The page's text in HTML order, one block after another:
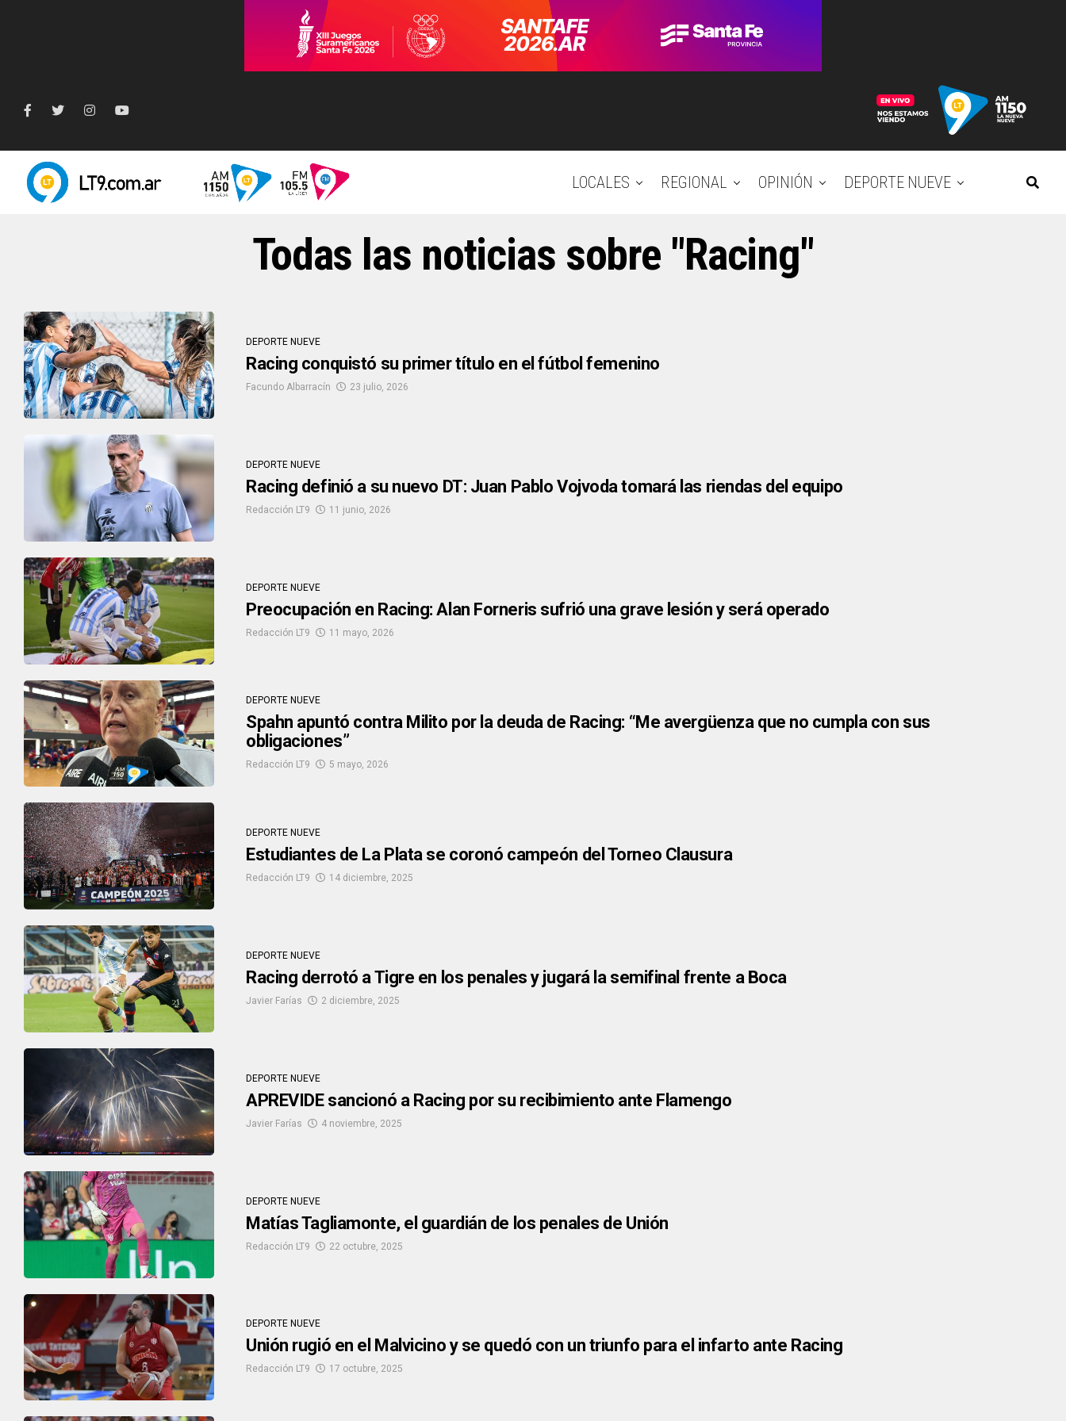
LOCALES REGIONAL OPINIÓN DEPORTE NUEVE
Todas las noticias sobre "Racing"
DEPORTE NUEVE
Racing conquistó su primer título en el fútbol femenino
Facundo Albarracín 23 julio, 2026
DEPORTE NUEVE
Racing definió a su nuevo DT: Juan Pablo Vojvoda tomará las riendas del equipo
Redacción LT9 11 junio, 2026
DEPORTE NUEVE
Preocupación en Racing: Alan Forneris sufrió una grave lesión y será operado
Redacción LT9 11 mayo, 2026
DEPORTE NUEVE
Spahn apuntó contra Milito por la deuda de Racing: “Me avergüenza que no cumpla con sus
obligaciones”
Redacción LT9 5 mayo, 2026
DEPORTE NUEVE
Estudiantes de La Plata se coronó campeón del Torneo Clausura
Redacción LT9 14 diciembre, 2025
DEPORTE NUEVE
Racing derrotó a Tigre en los penales y jugará la semifinal frente a Boca
Javier Farías 2 diciembre, 2025
DEPORTE NUEVE
APREVIDE sancionó a Racing por su recibimiento ante Flamengo
Javier Farías 4 noviembre, 2025
DEPORTE NUEVE
Matías Tagliamonte, el guardián de los penales de Unión
Redacción LT9 22 octubre, 2025
DEPORTE NUEVE
Unión rugió en el Malvicino y se quedó con un triunfo para el infarto ante Racing
Redacción LT9 17 octubre, 2025